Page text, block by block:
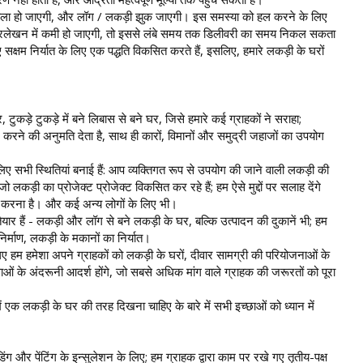
हो जाएगी, और लॉग / लकड़ी झुक जाएगी। इस समस्या को हल करने के लिए
में कमी हो जाएगी, तो इससे लंबे समय तक डिलीवरी का समय निकल सकता
निर्यात के लिए एक पद्धति विकसित करते हैं, इसलिए, हमारे लकड़ी के घरों
टुकड़े टुकड़े में बने लिबास से बने घर, जिसे हमारे कई ग्राहकों ने सराहा;
की अनुमति देता है, साथ ही कारों, विमानों और समुद्री जहाजों का उपयोग
स्थितियां बनाई हैं: आप व्यक्तिगत रूप से उपयोग की जाने वाली लकड़ी की
लकड़ी का प्रोजेक्ट प्रोजेक्ट विकसित कर रहे हैं; हम ऐसे मुद्दों पर सलाह देंगे
करना है। और कई अन्य लोगों के लिए भी।
हैं - लकड़ी और लॉग से बने लकड़ी के घर, बल्कि उत्पादन की दुकानें भी; हम
लकड़ी के मकानों का निर्यात।
हमेशा अपने ग्राहकों को लकड़ी के घरों, दीवार सामग्री की परियोजनाओं के
के अंदरूनी आदर्श होंगे, जो सबसे अधिक मांग वाले ग्राहक की जरूरतों को पूरा
लकड़ी के घर की तरह दिखना चाहिए के बारे में सभी इच्छाओं को ध्यान में
पेंटिंग के इन्सुलेशन के लिए; हम ग्राहक द्वारा काम पर रखे गए तृतीय-पक्ष